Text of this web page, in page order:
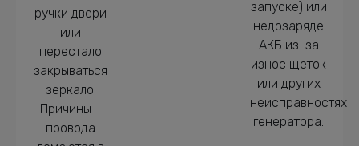
ручки двери
или
перестало
закрываться
зеркало.
Причины -
провода
запуске) или
недозаряде
АКБ из-за
износ щеток
или других
неисправностях
генератора.